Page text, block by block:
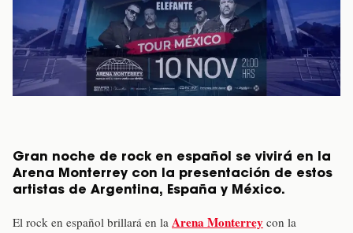
Gran noche de rock en español se vivirá en la
Arena Monterrey con la presentación de estos
artistas de Argentina, España y México.
El rock en español brillará en la Arena Monterrey con la